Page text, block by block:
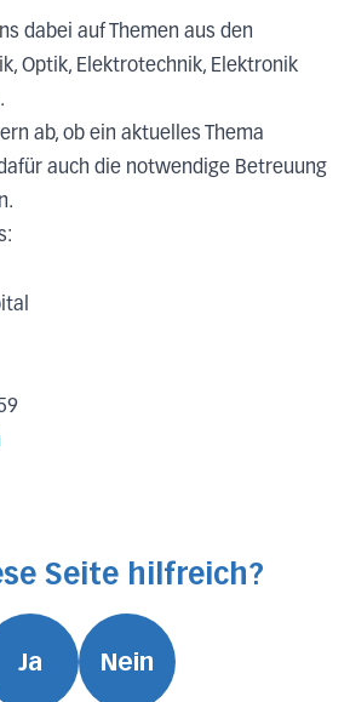
dabei auf Themen aus den
Optik, Elektrotechnik, Elektronik
ab, ob ein aktuelles Thema
auch die notwendige Betreuung
Seite hilfreich?
Ja Nein